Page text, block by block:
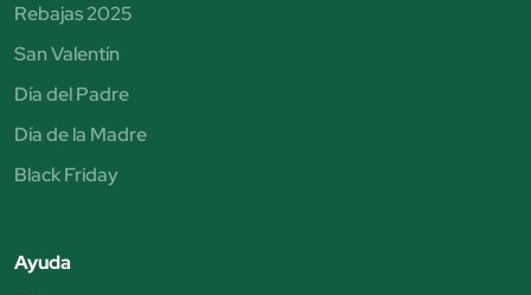
Rebajas 2025
San Valentín
Día del Padre
Día de la Madre
Black Friday
Ayuda